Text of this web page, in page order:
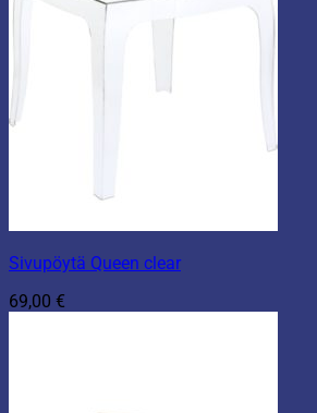
Sivupöytä Queen clear
69,00 €